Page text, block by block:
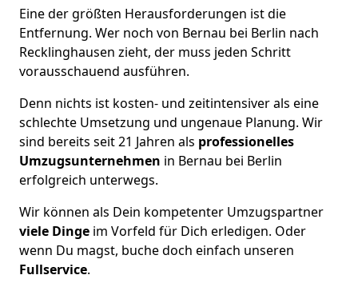
Eine der größten Herausforderungen ist die
Entfernung. Wer noch von Bernau bei Berlin nach
Recklinghausen zieht, der muss jeden Schritt
vorausschauend ausführen.
Denn nichts ist kosten- und zeitintensiver als eine
schlechte Umsetzung und ungenaue Planung. Wir
sind bereits seit 21 Jahren als professionelles
Umzugsunternehmen in Bernau bei Berlin
erfolgreich unterwegs.
Wir können als Dein kompetenter Umzugspartner
viele Dinge im Vorfeld für Dich erledigen. Oder
wenn Du magst, buche doch einfach unseren
Fullservice.